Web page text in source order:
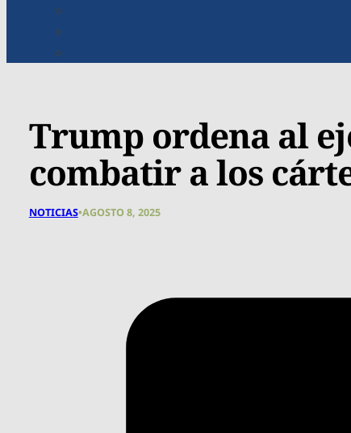
Trump ordena al
combatir a los
NOTICIAS•AGOSTO 8, 2025